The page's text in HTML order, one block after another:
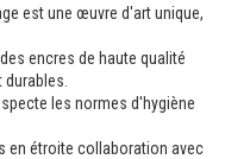
est une œuvre d'art unique,
encres de haute qualité
les normes d'hygiène
en étroite collaboration avec